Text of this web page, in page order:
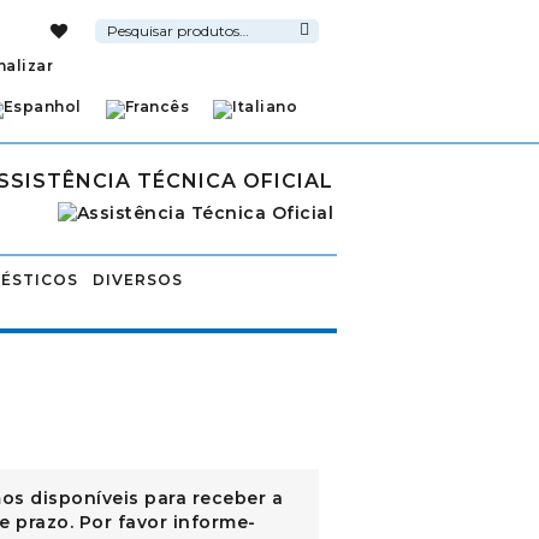
Pesquisar
por:
TÉCNICA OFICIAL
DIVERSOS
disponíveis para receber a
prazo. Por favor informe-